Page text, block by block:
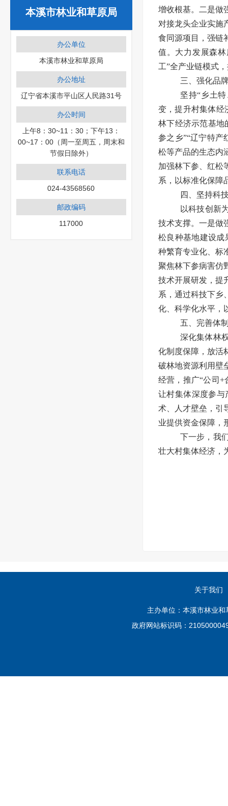
本溪市林业和草原局
办公单位
本溪市林业和草原局
办公地址
辽宁省本溪市平山区人民路31号
办公时间
上午8：30~11：30；下午13：
00~17：00（周一至周五，周末和
节假日除外）
联系电话
024-43568560
邮政编码
117000
增收根基。二是做
对接龙头企业实施
食同源项目，强链
值。大力发展森
工”全产业链模式
三、强化品
坚持“乡土
变，提升村集体经
林下经济示范基地
参之乡”“辽宁特产
松等产品的生态内
加强林下参、红松
系，以标准化保障
四、坚持科
以科技创新
技术支撑。一是做
松良种基地建设成
种繁育专业化、标
聚焦林下参病害仿
技术开展研发，提
系，通过科技下乡
化、科学化水平，
五、完善体
深化集体林
化制度保障，放活
破林地资源利用壁
经营，推广“公司+
让村集体深度参与
术、人才壁垒，引
业提供资金保障，
下一步，我
壮大村集体经济，
关于我们
主办单位：本溪市林业
政府网站标识码：